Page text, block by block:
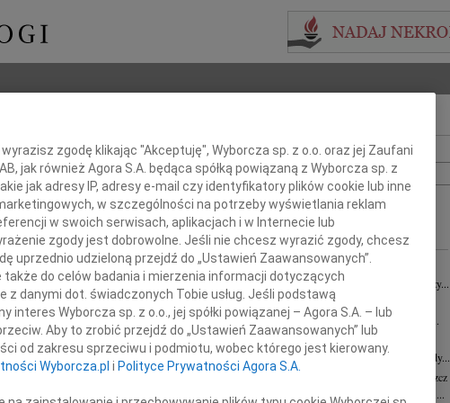
otuchy
Imię i nazwisko lub numer ogłoszenia:
+ szukanie zaawansowane
INNE NEKROLOGI
06.08.2026Bydgoszcz
Sylwii Kramkowskiej wraz z Rodziną wyrazy...
05.08.2026Bydgoszcz
Arlecie Stanisławskiej oraz Jej Najbliższym...
30.07.2026
Bydgoszcz
Pani Elżbiecie Skwierzyńskiej Członkini Rady...
Janusz Ostoja-Zagórski
Bydgoszcz
Z głębokim smutkiem żegnamy prof. dr. hab....
zgodę klikając "Akceptuję", Wyborcza sp. z o.o. oraz jej Zaufani
jak również Agora S.A. będąca spółką powiązaną z Wyborcza sp. z
jak adresy IP, adresy e-mail czy identyfikatory plików cookie lub inne
w szczególności na potrzeby wyświetlania reklam
w swoich serwisach, aplikacjach i w Internecie lub
zgody jest dobrowolne. Jeśli nie chcesz wyrazić zgody, chcesz
uprzednio udzieloną przejdź do „Ustawień Zaawansowanych”.
do celów badania i mierzenia informacji dotyczących
z danymi dot. świadczonych Tobie usług. Jeśli podstawą
Wyborcza sp. z o.o., jej spółki powiązanej – Agora S.A. – lub
Aby to zrobić przejdź do „Ustawień Zaawansowanych” lub
od zakresu sprzeciwu i podmiotu, wobec którego jest kierowany.
Wyborcza.pl i Polityce Prywatności Agora S.A.